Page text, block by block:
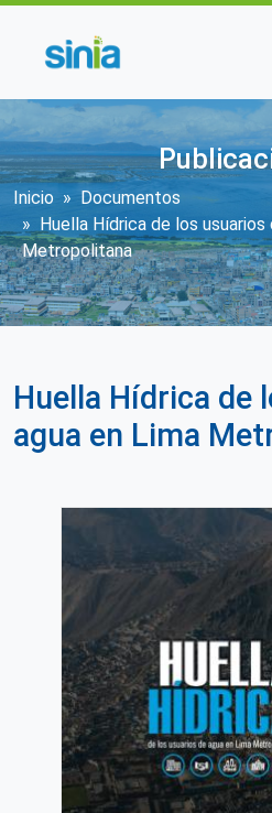
Sobrescribir
Inicio
Documentos
Huella Hídrica de los usuarios
Metropolitana
Huella Hídrica de
agua en Lima